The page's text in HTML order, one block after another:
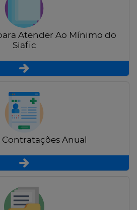
Atender Ao Mínimo do
Siafic
Contratações Anual